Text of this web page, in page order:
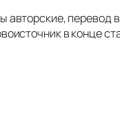
авторские, перевод
в конце